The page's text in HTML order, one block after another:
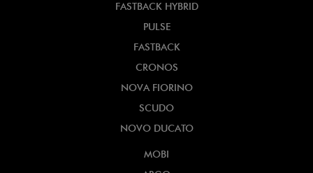
FASTBACK HYBRID
PULSE
FASTBACK
CRONOS
NOVA FIORINO
SCUDO
NOVO DUCATO
MOBI